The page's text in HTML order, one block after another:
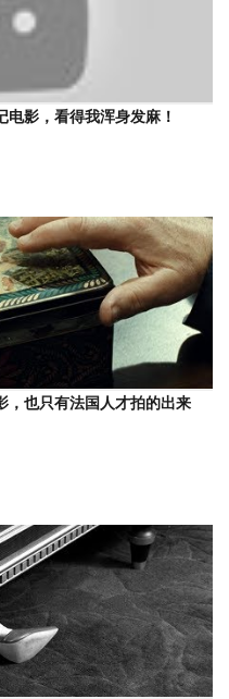
电影，看得我浑身发麻！
，也只有法国人才拍的出来